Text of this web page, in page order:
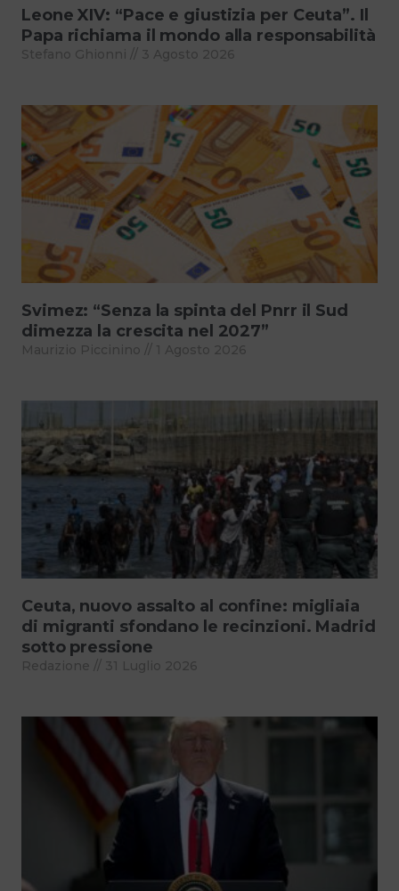
Leone XIV: “Pace e giustizia per Ceuta”. Il
Papa richiama il mondo alla responsabilità
Stefano Ghionni 3 Agosto 2026
Svimez: “Senza la spinta del Pnrr il Sud
dimezza la crescita nel 2027”
Maurizio Piccinino 1 Agosto 2026
Ceuta, nuovo assalto al confine: migliaia
di migranti sfondano le recinzioni. Madrid
sotto pressione
Redazione 31 Luglio 2026